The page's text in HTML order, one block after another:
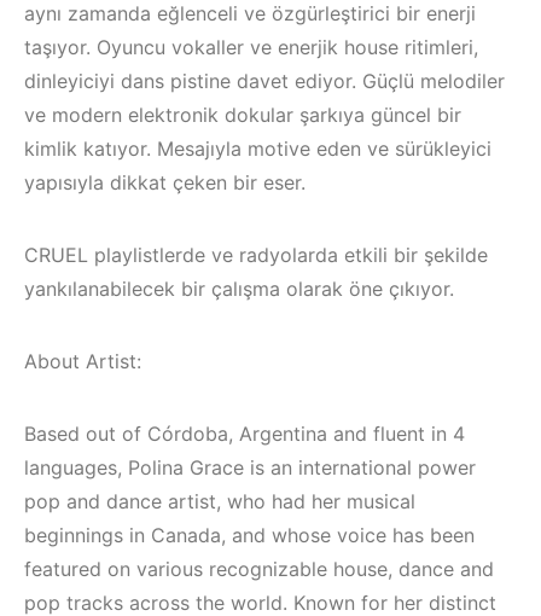
/ Alaçatı
Müzik
2023 –
Techno,
İzmir ‘in Yeni
Elektronik Müzik
Mekanı : CAVE
aynı zamanda eğlenceli ve özgürleştirici bir enerji
taşıyor. Oyuncu vokaller ve enerjik house ritimleri,
dinleyiciyi dans pistine davet ediyor. Güçlü melodiler
ve modern elektronik dokular şarkıya güncel bir
kimlik katıyor. Mesajıyla motive eden ve sürükleyici
yapısıyla dikkat çeken bir eser.
CRUEL playlistlerde ve radyolarda etkili bir şekilde
yankılanabilecek bir çalışma olarak öne çıkıyor.
About Artist:
Based out of Córdoba, Argentina and fluent in 4
languages, Polina Grace is an international power
pop and dance artist, who had her musical
beginnings in Canada, and whose voice has been
featured on various recognizable house, dance and
pop tracks across the world. Known for her distinct